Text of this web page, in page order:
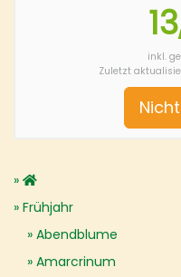
inkl.
Zuletzt
Frühjahr
Abendblume
Amarcrinum